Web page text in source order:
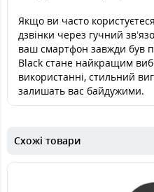
Якщо ви часто
дзвінки через гучний
ваш смартфон завжди був
Black стане найкращим
використанні, стильний
залишать вас байдужими.
Схожі товари